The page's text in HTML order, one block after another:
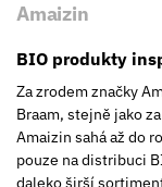
Amaizin
BIO produkty
Za zrodem značky
Braam, stejně jako
Amaizin sahá až do
pouze na distribuci
daleko širší